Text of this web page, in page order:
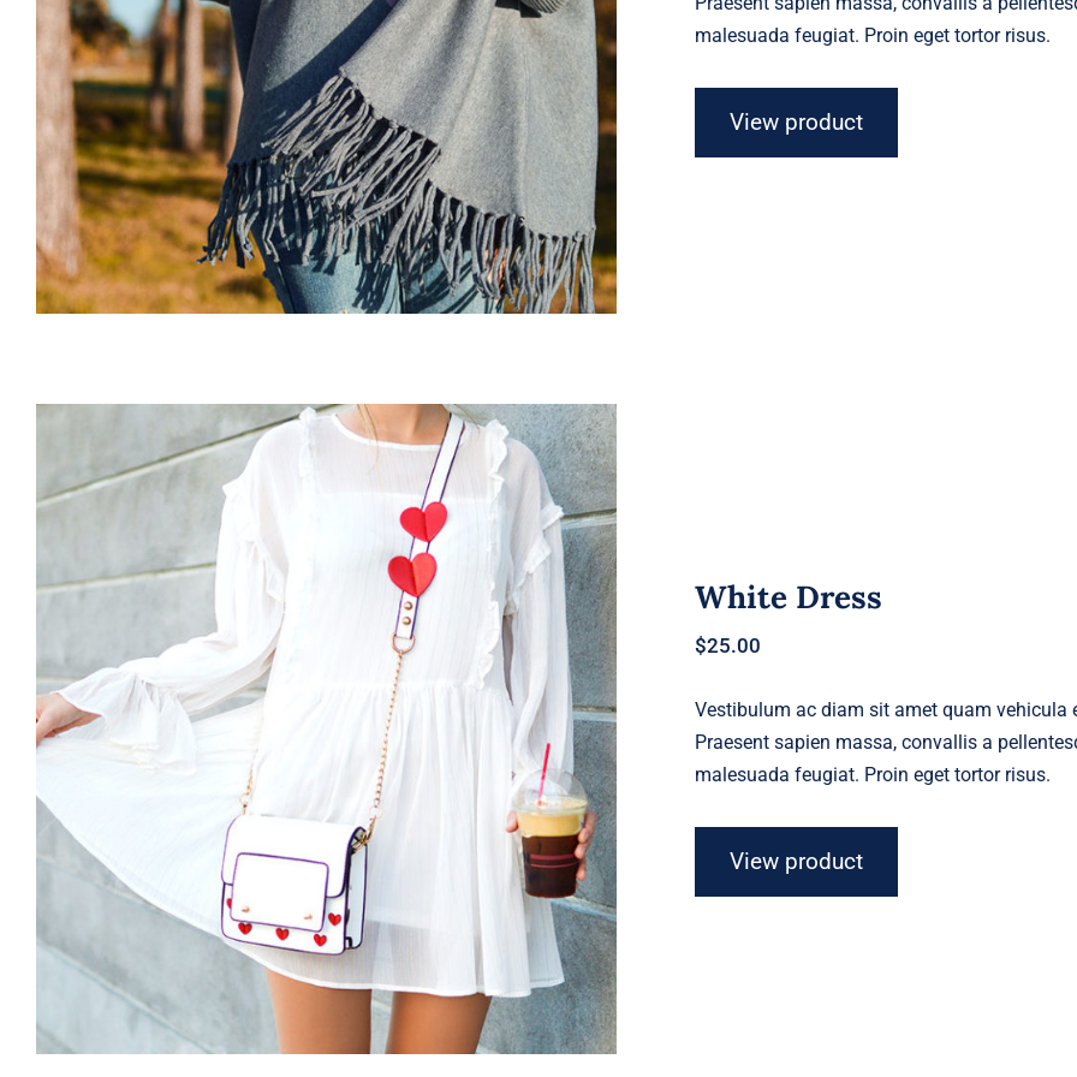
malesuada feugiat. Proin eget tortor risus.
View product
White Dress
White Dress
$25.00
Vestibulum ac diam sit amet quam vehicula
Praesent sapien massa, convallis a
malesuada feugiat. Proin eget tortor risus.
View product